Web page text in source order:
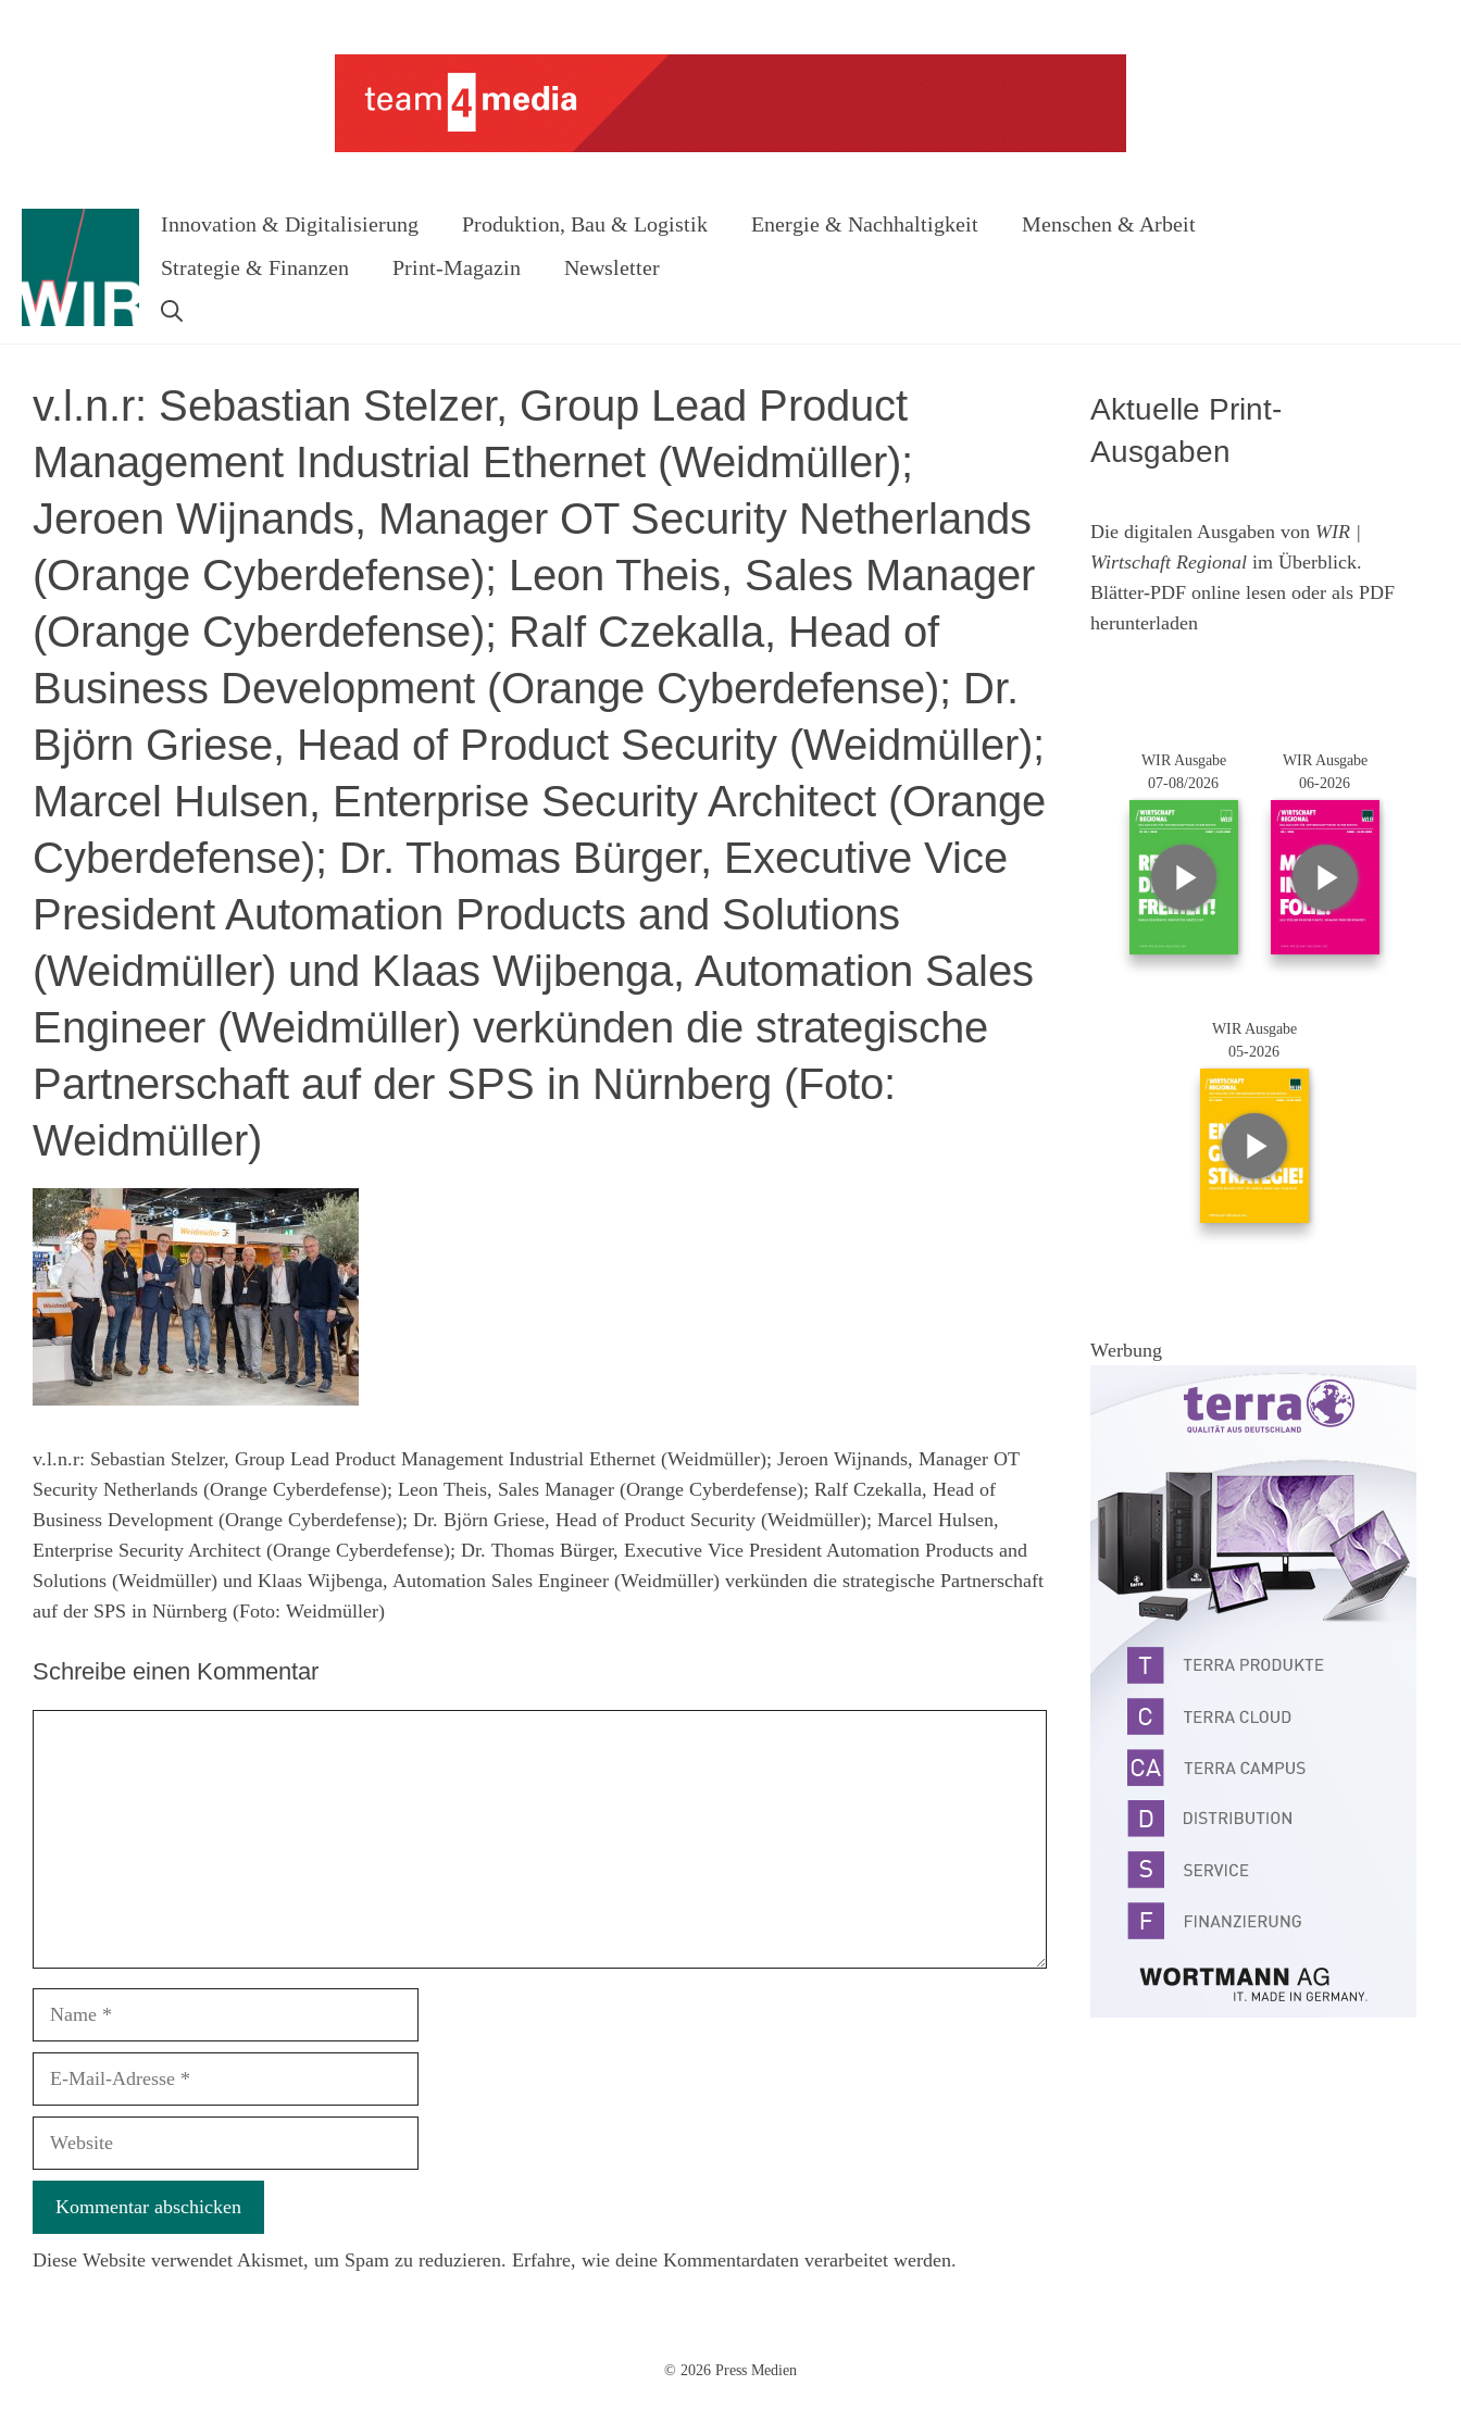
Innovation & Digitalisierung Produktion, Bau & Logistik Energie & Nachhaltigkeit
Menschen & Arbeit
Strategie & Finanzen
Print-Magazin Newsletter
v.l.n.r: Sebastian Stelzer, Group Lead Product
Management Industrial Ethernet (Weidmüller);
Jeroen Wijnands, Manager OT Security Netherlands
(Orange Cyberdefense); Leon Theis, Sales Manager
(Orange Cyberdefense); Ralf Czekalla, Head of
Business Development (Orange Cyberdefense); Dr.
Björn Griese, Head of Product Security (Weidmüller);
Marcel Hulsen, Enterprise Security Architect (Orange
Cyberdefense); Dr. Thomas Bürger, Executive Vice
President Automation Products and Solutions
(Weidmüller) und Klaas Wijbenga, Automation Sales
Engineer (Weidmüller) verkünden die strategische
Partnerschaft auf der SPS in Nürnberg (Foto:
Weidmüller)
v.l.n.r: Sebastian Stelzer, Group Lead Product Management Industrial Ethernet (Weidmüller); Jeroen Wijnands, Manager OT
Security Netherlands (Orange Cyberdefense); Leon Theis, Sales Manager (Orange Cyberdefense); Ralf Czekalla, Head of
Business Development (Orange Cyberdefense); Dr. Björn Griese, Head of Product Security (Weidmüller); Marcel Hulsen,
Enterprise Security Architect (Orange Cyberdefense); Dr. Thomas Bürger, Executive Vice President Automation Products and
Solutions (Weidmüller) und Klaas Wijbenga, Automation Sales Engineer (Weidmüller) verkünden die strategische Partnerschaft
auf der SPS in Nürnberg (Foto: Weidmüller)
Schreibe einen Kommentar
Name
Website
Diese Website verwendet Akismet, um Spam zu reduzieren. Erfahre, wie deine Kommentardaten verarbeitet werden.
Aktuelle Print-
Ausgaben
Die digitalen Ausgaben von WIR |
Wirtschaft Regional im Überblick.
Blätter-PDF online lesen oder als PDF
herunterladen
WIR Ausgabe
07-08/2026
WIR Ausgabe
06-2026
WIR Ausgabe
05-2026
Werbung
© 2026 Press Medien